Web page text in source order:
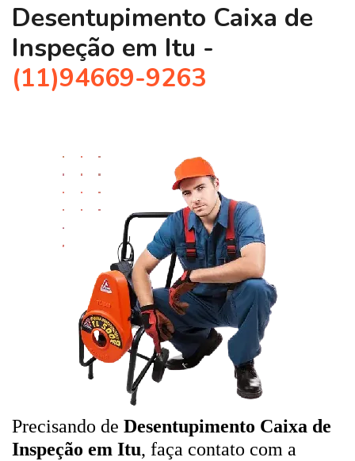
Desentupimento Caixa de
Inspeção em Itu -
(11)94669-9263
Precisando de Desentupimento Caixa de
Inspeção em Itu, faça contato com a